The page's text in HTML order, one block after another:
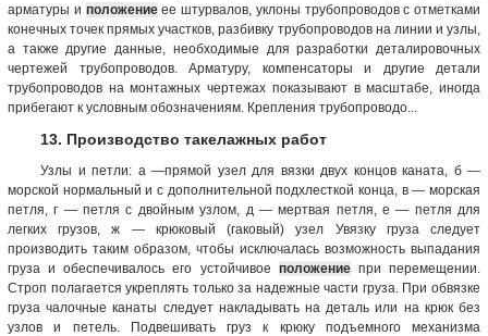
арматуры и положениеее штурвалов, уклоны трубопроводов с отметками
конечных точек прямых участков, разбивку трубопроводов на линии и узлы,
а также другие данные, необходимые для разработки деталировочных
чертежей трубопроводов. Арматуру, компенсаторы и другие детали
трубопроводов на монтажных чертежах показывают в масштабе, иногда
прибегают к условным обозначениям. Крепления трубопроводо...
13. Производство такелажных работ
Узлы и петли: а —прямой узел для вязки двух концов каната, б —
морской нормальный и с дополнительной подхлесткой конца, в — морская
петля, г — петля с двойным узлом, д — мертвая петля, е — петля для
легких грузов, ж — крюковый (гаковый) узел Увязку груза следует
производить таким образом, чтобы исключалась возможность выпадания
груза и обеспечивалось его устойчивое положениепри перемещении.
Строп полагается укреплять только за надежные части груза. При обвязке
груза чалочные канаты следует накладывать на деталь или на крюк без
узлов и петель. Подвешивать груз к крюку подъемного механизма